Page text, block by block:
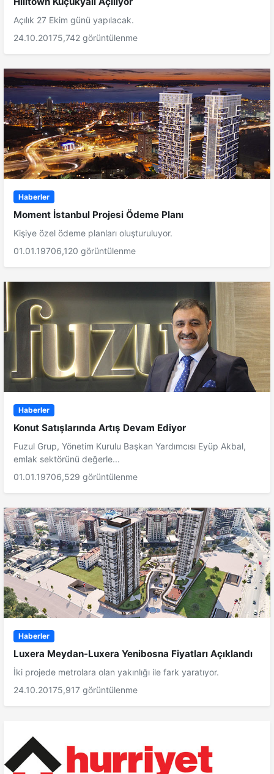
Açılık 27 Ekim günü yapılacak.
24.10.20175,742 görüntülenme
Haberler
Moment İstanbul Projesi Ödeme Planı
Kişiye özel ödeme planları oluşturuluyor.
01.01.19706,120 görüntülenme
Haberler
Konut Satışlarında Artış Devam Ediyor
Fuzul Grup, Yönetim Kurulu Başkan Yardımcısı Eyüp Akbal,
emlak sektörünü değerle...
01.01.19706,529 görüntülenme
Haberler
Luxera Meydan-Luxera Yenibosna Fiyatları Açıklandı
İki projede metrolara olan yakınlığı ile fark yaratıyor.
24.10.20175,917 görüntülenme